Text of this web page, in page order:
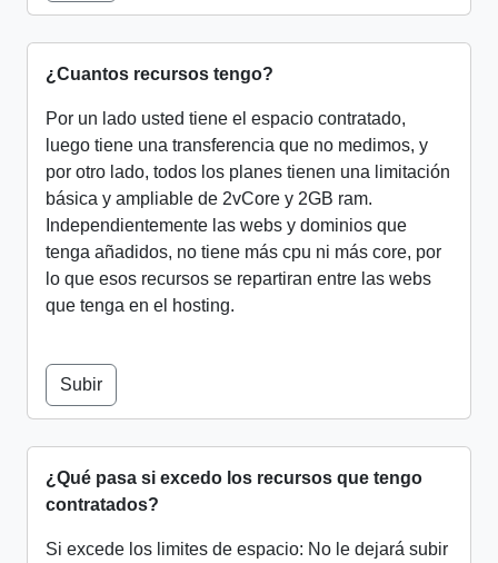
¿Cuantos recursos tengo?
Por un lado usted tiene el espacio contratado,
luego tiene una transferencia que no medimos, y
por otro lado, todos los planes tienen una limitación
básica y ampliable de 2vCore y 2GB ram.
Independientemente las webs y dominios que
tenga añadidos, no tiene más cpu ni más core, por
lo que esos recursos se repartiran entre las webs
que tenga en el hosting.
Subir
¿Qué pasa si excedo los recursos que tengo
contratados?
Si excede los limites de espacio: No le dejará subir